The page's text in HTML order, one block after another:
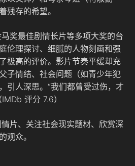
残存的希望。
奖最佳剧情长片等多项大奖的台
伦理探讨、细腻的人物刻画和强
极高的评价。影片节奏平缓却充
子情结、社会问题（如青少年犯
引人深思。“我们都曾受过伤，才
评分 7.6）
片、关注社会现实题材、欣赏深
观众。